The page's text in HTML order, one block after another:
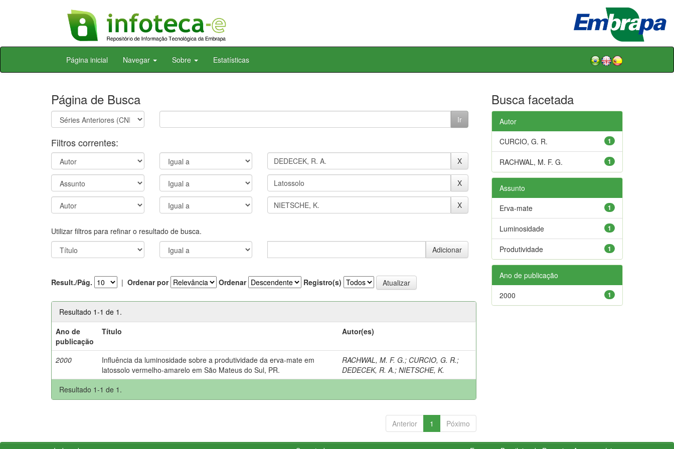
Skip
Página inicial Navegar Sobre Estatísticas
Página de Busca
Filtros correntes:
Utilizar filtros para refinar o resultado de busca.
Result./Pág. | Ordenar por Ordenar Registro(s)
Resultado 1-1 de 1.
Ano de
publicação
Título Autor(es)
2000
Influência da luminosidade sobre a produtividade da erva-mate em
latossolo vermelho-amarelo em São Mateus do Sul, PR.
RACHWAL, M. F. G.; CURCIO, G. R.;
DEDECEK, R. A.;NIETSCHE, K.
Resultado 1-1 de 1.
Anterior 1 Póximo
Busca facetada
Autor
1
CURCIO, G. R.
1
RACHWAL, M. F. G.
Assunto
1
Erva-mate
1
Luminosidade
1
Produtividade
Ano de publicação
1
2000